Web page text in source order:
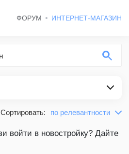
ФОРУМ ИНТЕРНЕТ-МАГАЗИН
Сортировать: по релевантности
по релевантности
сначала новые
войти в новостройку? Дайте